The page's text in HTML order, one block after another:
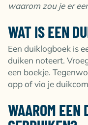
waarom zou je er
WAT IS EEN
Een duiklogboek is
duiken noteert.
een boekje.
app of via je
WAAROM EEN